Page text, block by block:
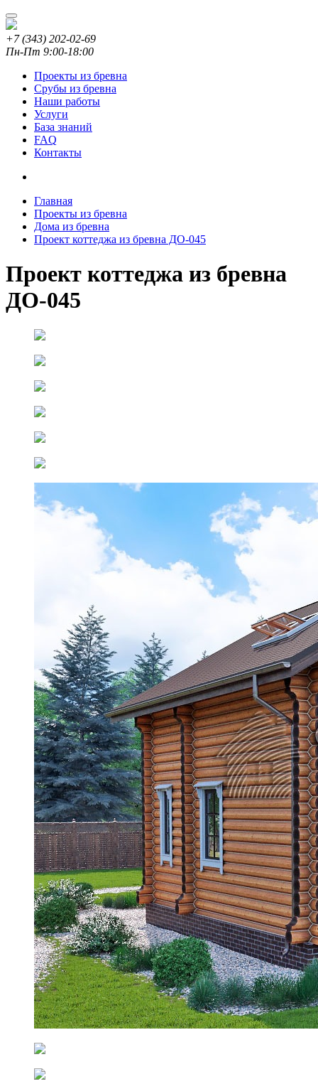
+7 (343) 202-02-69
Пн-Пт 9:00-18:00
Проекты из бревна
Срубы из бревна
Наши работы
Услуги
База знаний
FAQ
Контакты
Главная
Проекты из бревна
Дома из бревна
Проект коттеджа из бревна ДО-045
Проект коттеджа из бревна
ДО-045